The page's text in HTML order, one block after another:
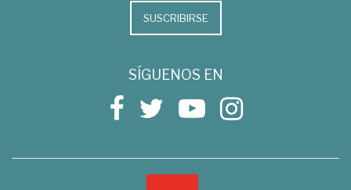
SUSCRIBIRSE
SÍGUENOS EN